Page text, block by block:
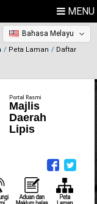
MENU
Peta Laman Daftar
Bahasa Melayu
Portal Rasmi
Majlis
Daerah
Lipis